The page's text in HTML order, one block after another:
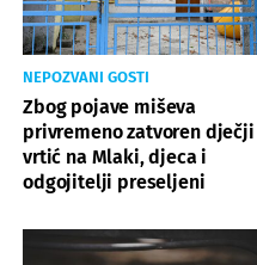
NEPOZVANI GOSTI
Zbog pojave miševa
privremeno zatvoren dječji
vrtić na Mlaki, djeca i
odgojitelji preseljeni